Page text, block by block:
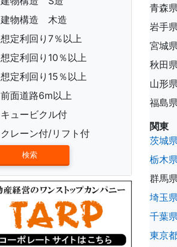
建物構造 木造
想定利回り7％以上
想定利回り10％以上
想定利回り15％以上
前面道路6m以上
キュービクル付
クレーン付/リフト付
青森県
岩手県
宮城県
秋田県
山形県
福島県
関東
茨城県
栃木県
群馬県
埼玉県
千葉県
東京